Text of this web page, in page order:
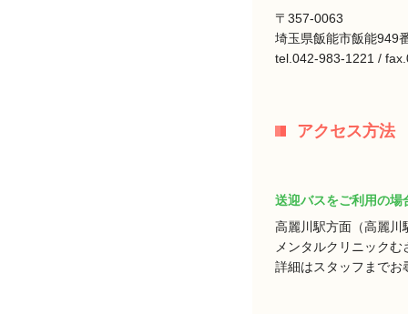
〒357-0063
埼玉県飯能市飯能949
tel.042-983-1221 /
アクセス方法
送迎バスをご利用の場
高麗川駅方面（高麗川
メンタルクリニック
詳細はスタッフまでお